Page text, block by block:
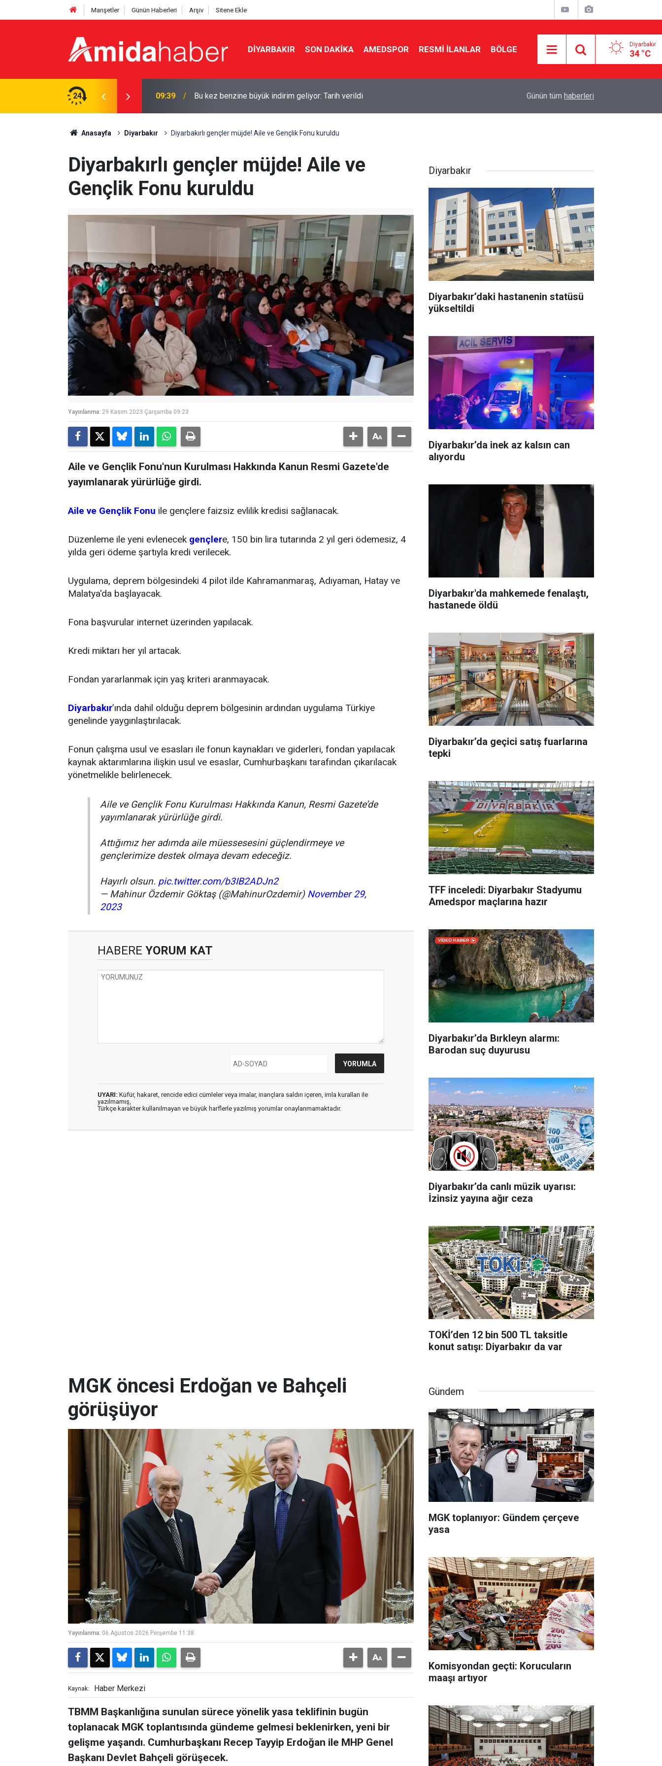
Manşetler Günün Haberleri Arşiv Sitene Ekle
DIYARBAKIR SON DAKIKA AMEDSPOR RESMI İLANLAR BÖLGE Diyarbakır
34 °C
24 09:37 Hasankeyf Tüneli girişinde kaza: 12 yaralı Feti Yıldız: Çerçeve yasa 430’un üzerinde
Günün tüm haberleri
Anasayfa Diyarbakır Diyarbakırlı gençler müjde! Aile ve Gençlik Fonu kuruldu
Diyarbakırlı gençler müjde! Aile ve
Gençlik Fonu kuruldu
Yayınlanma: 29 Kasım 2023 Çarşamba 09:23
Aile ve Gençlik Fonu'nun Kurulması Hakkında Kanun Resmi Gazete'de
yayımlanarak yürürlüğe girdi.
Aile ve Gençlik Fonu ile gençlere faizsiz evlilik kredisi sağlanacak.
Düzenleme ile yeni evlenecek gençlere, 150 bin lira tutarında 2 yıl geri ödemesiz, 4
yılda geri ödeme şartıyla kredi verilecek.
Uygulama, deprem bölgesindeki 4 pilot ilde Kahramanmaraş, Adıyaman, Hatay ve
Malatya'da başlayacak.
Fona başvurular internet üzerinden yapılacak.
Kredi miktarı her yıl artacak.
Fondan yararlanmak için yaş kriteri aranmayacak.
Diyarbakır’ında dahil olduğu deprem bölgesinin ardından uygulama Türkiye
genelinde yaygınlaştırılacak.
Fonun çalışma usul ve esasları ile fonun kaynakları ve giderleri, fondan yapılacak
kaynak aktarımlarına ilişkin usul ve esaslar, Cumhurbaşkanı tarafından çıkarılacak
yönetmelikle belirlenecek.
Aile ve Gençlik Fonu Kurulması Hakkında Kanun, Resmi Gazete’de
yayımlanarak yürürlüğe girdi.
Attığımız her adımda aile müessesesini güçlendirmeye ve
gençlerimize destek olmaya devam edeceğiz.
Hayırlı olsun. pic.twitter.com/b3IB2ADJn2
— Mahinur Özdemir Göktaş (@MahinurOzdemir) November 29,
2023
HABERE YORUM KAT
UYARI: Küfür, hakaret, rencide edici cümleler veya imalar, inançlara saldırı içeren, imla kuralları ile
yazılmamış,
Türkçe karakter kullanılmayan ve büyük harflerle yazılmış yorumlar onaylanmamaktadır.
Diyarbakır
Diyarbakır’daki hastanenin statüsü
yükseltildi
Diyarbakır’da inek az kalsın can
alıyordu
Diyarbakır'da mahkemede fenalaştı,
hastanede öldü
Diyarbakır’da geçici satış fuarlarına
tepki
TFF inceledi: Diyarbakır Stadyumu
Amedspor maçlarına hazır
Diyarbakır’da Bırkleyn alarmı:
Barodan suç duyurusu
Diyarbakır’da canlı müzik uyarısı:
İzinsiz yayına ağır ceza
TOKİ’den 12 bin 500 TL taksitle
konut satışı: Diyarbakır da var
MGK öncesi Erdoğan ve Bahçeli
görüşüyor
Yayınlanma: 06 Ağustos 2026 Perşembe 11:38
Kaynak: Haber Merkezi
TBMM Başkanlığına sunulan sürece yönelik yasa teklifinin bugün
toplanacak MGK toplantısında gündeme gelmesi beklenirken, yeni bir
gelişme yaşandı. Cumhurbaşkanı Recep Tayyip Erdoğan ile MHP Genel
Başkanı Devlet Bahçeli görüşecek.
Gündem
MGK toplanıyor: Gündem çerçeve
yasa
Komisyondan geçti: Korucuların
maaşı artıyor